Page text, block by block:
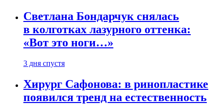
Светлана Бондарчук снялась
в колготках лазурного оттенка:
«Вот это ноги…»
3 дня спустя
Хирург Сафонова: в ринопластике
появился тренд на естественность